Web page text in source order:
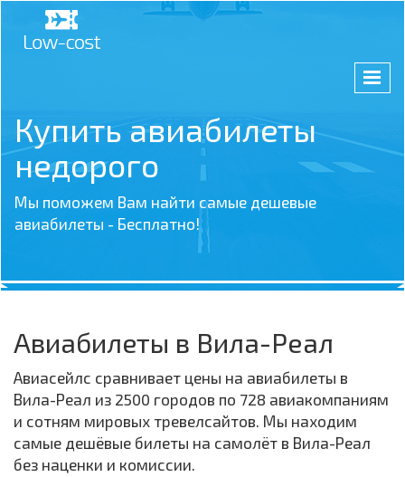
Купить авиабилеты
недорого
Мы поможем Вам найти самые дешевые
авиабилеты - Бесплатно!
Авиабилеты в Вила-Реал
Авиасейлс сравнивает цены на авиабилеты в
Вила-Реал из 2500 городов по 728 авиакомпаниям
и сотням мировых тревелсайтов. Мы находим
самые дешёвые билеты на самолёт в Вила-Реал
без наценки и комиссии.